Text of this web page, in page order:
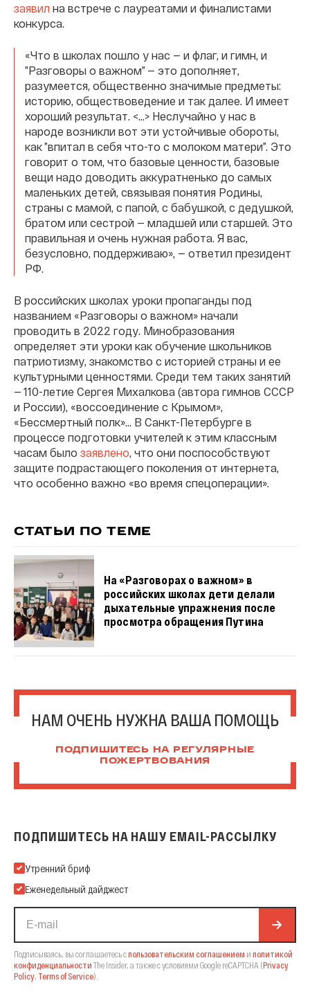
заявил на встрече с лауреатами и финалистами
конкурса.
«Что в школах пошло у нас — и флаг, и гимн, и
”Разговоры о важном” — это дополняет,
разумеется, общественно значимые предметы:
историю, обществоведение и так далее. И имеет
хороший результат. <...> Неслучайно у нас в
народе возникли вот эти устойчивые обороты,
как ”впитал в себя что-то с молоком матери”. Это
говорит о том, что базовые ценности, базовые
вещи надо доводить аккуратненько до самых
маленьких детей, связывая понятия Родины,
страны с мамой, с папой, с бабушкой, с дедушкой,
братом или сестрой — младшей или старшей. Это
правильная и очень нужная работа. Я вас,
безусловно, поддерживаю», — ответил президент
РФ.
В российских школах уроки пропаганды под
названием «Разговоры о важном» начали
проводить в 2022 году. Минобразования
определяет эти уроки как обучение школьников
патриотизму, знакомство с историей страны и ее
культурными ценностями. Среди тем таких занятий
— 110-летие Сергея Михалкова (автора гимнов СССР
и России), «воссоединение с Крымом»,
«Бессмертный полк»... В Санкт-Петербурге в
процессе подготовки учителей к этим классным
часам было заявлено , что они поспособствуют
защите подрастающего поколения от интернета,
что особенно важно «во время спецоперации».
СТАТЬИ ПО ТЕМЕ
На «Разговорах о важном» в
российских школах дети делали
дыхательные упражнения после
просмотра обращения Путина
НАМ ОЧЕНЬ НУЖНА ВАША ПОМОЩЬ
ПОДПИШИТЕСЬ НА РЕГУЛЯРНЫЕ
ПОЖЕРТВОВАНИЯ
ПОДПИШИТЕСЬ НА НАШУ EMAIL-РАССЫЛКУ
Подпишитесь на нашу Email-рассылку
Утренний бриф
Еженедельный дайджест
Подписываясь, вы соглашаетесь спользовательским соглашением и политикой
конфиденциальности The Insider, а также с условиями Google reCAPTCHA (Privacy
Policy Terms of Service).